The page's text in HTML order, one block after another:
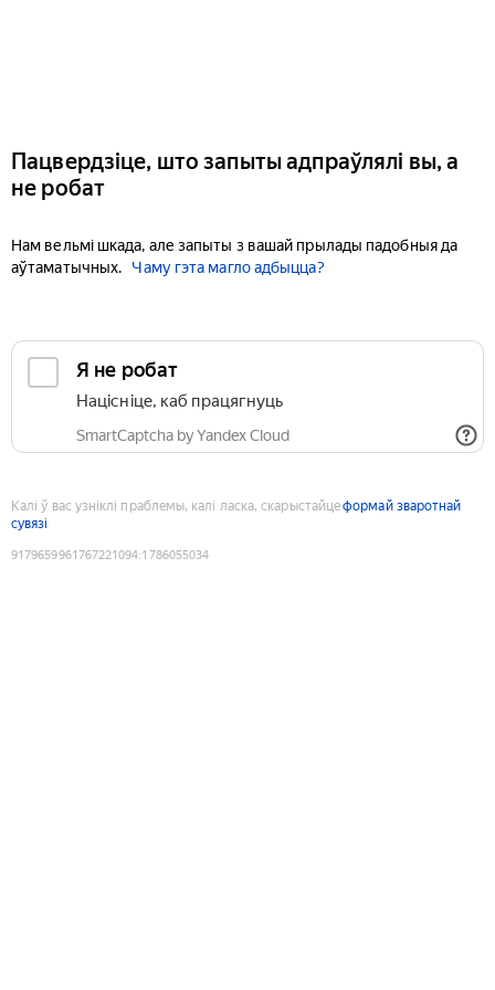
Пацвердзіце, што запыты адпраўлялі вы, а
не робат
Нам вельмі шкада, але запыты з вашай прылады падобныя да
аўтаматычных.
Чаму гэта магло адбыцца?
Я не робат
Націсніце, каб працягнуць
SmartCaptcha by Yandex Cloud
Калі ў вас узніклі праблемы, калі ласка, скарыстайцеформай зваротнай
сувязі
9179659961767221094:1786055034